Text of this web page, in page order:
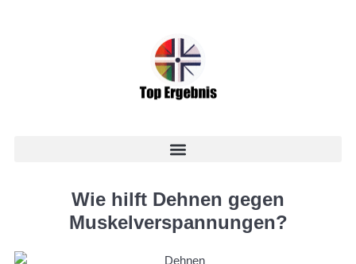
Wie hilft Dehnen gegen
Muskelverspannungen?